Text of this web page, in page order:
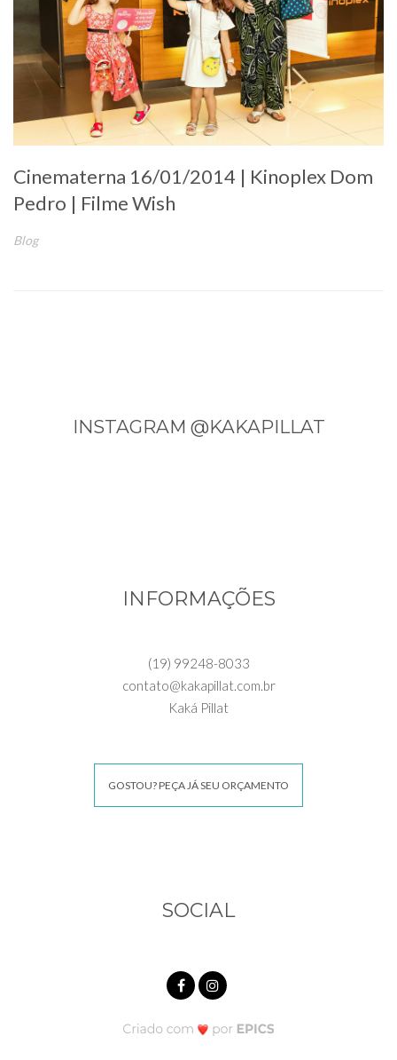
Cinematerna 16/01/2014 | Kinoplex Dom
Pedro | Filme Wish
Blog
INSTAGRAM @KAKAPILLAT
INFORMAÇÕES
(19) 99248-8033
contato@kakapillat.com.br
Kaká Pillat
GOSTOU? PEÇA JÁ SEU ORÇAMENTO
SOCIAL